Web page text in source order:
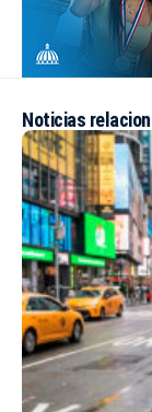
Noticias